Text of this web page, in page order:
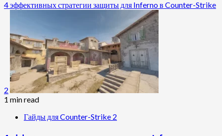
4 эффективных стратегии защиты для Inferno в Counter-Strike
2
1 min read
Гайды для Counter-Strike 2